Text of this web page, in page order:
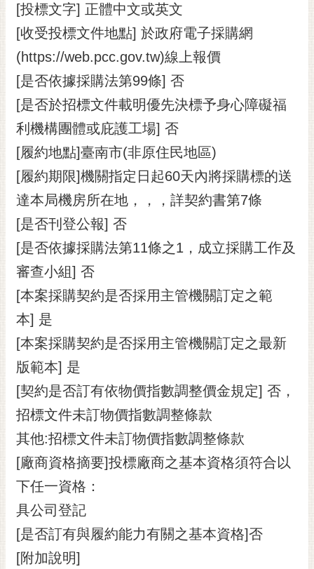
[投標文字] 正體中文或英文
[收受投標文件地點] 於政府電子採購網
(https://web.pcc.gov.tw)線上報價
[是否依據採購法第99條] 否
[是否於招標文件載明優先決標予身心障礙福
利機構團體或庇護工場] 否
[履約地點]臺南市(非原住民地區)
[履約期限]機關指定日起60天內將採購標的送
達本局機房所在地，，，詳契約書第7條
[是否刊登公報] 否
[是否依據採購法第11條之1，成立採購工作及
審查小組] 否
[本案採購契約是否採用主管機關訂定之範
本] 是
[本案採購契約是否採用主管機關訂定之最新
版範本] 是
[契約是否訂有依物價指數調整價金規定] 否，
招標文件未訂物價指數調整條款
其他:招標文件未訂物價指數調整條款
[廠商資格摘要]投標廠商之基本資格須符合以
下任一資格：
具公司登記
[是否訂有與履約能力有關之基本資格]否
[附加說明]